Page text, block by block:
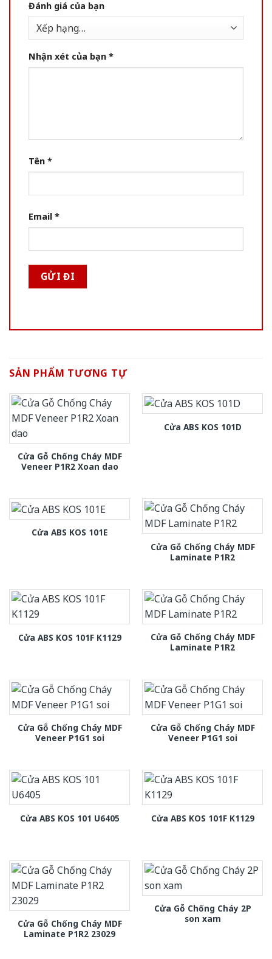
Đánh giá của bạn
Nhận xét của bạn *
Tên *
Email *
SẢN PHẨM TƯƠNG TỰ
Cửa Gỗ Chống Cháy MDF
Veneer P1R2 Xoan dao
Cửa ABS KOS 101D
Cửa ABS KOS 101E
Cửa Gỗ Chống Cháy MDF
Laminate P1R2
Cửa ABS KOS 101F K1129
Cửa Gỗ Chống Cháy MDF
Laminate P1R2
Cửa Gỗ Chống Cháy MDF
Veneer P1G1 soi
Cửa Gỗ Chống Cháy MDF
Veneer P1G1 soi
Cửa ABS KOS 101 U6405 Cửa ABS KOS 101F K1129
Cửa Gỗ Chống Cháy MDF
Laminate P1R2 23029
Cửa Gỗ Chống Cháy 2P
son xam